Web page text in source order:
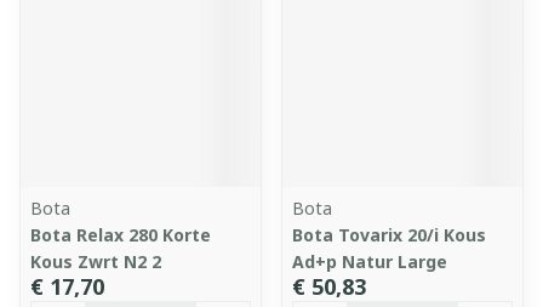
Bota
Bota Relax 280 Korte
Kous Zwrt N2 2
€ 17,70
Bota
Bota Tovarix 20/i Kous
Ad+p Natur Large
€ 50,83